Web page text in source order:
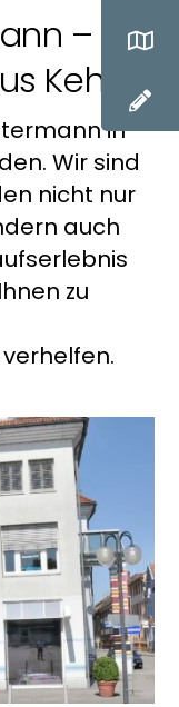
–
Kehl
in
Wir sind
nicht nur
auch
zu